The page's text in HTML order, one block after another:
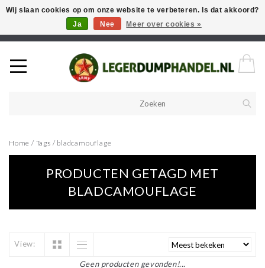
Welkom in onze webshop! Als u een product zoekt en deze niet kan
vinden in de webwinkel, neem vooral contact op!
Home / Tags / bladcamouflage
PRODUCTEN GETAGD MET
BLADCAMOUFLAGE
View:
Geen producten gevonden!...
Wij slaan cookies op om onze website te verbeteren. Is dat akkoord?
Ja
Nee Meer over cookies »